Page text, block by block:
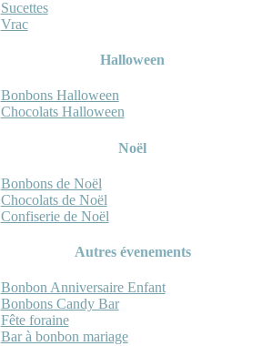
Sucettes
Vrac
Halloween
Bonbons Halloween
Chocolats Halloween
Noël
Bonbons de Noël
Chocolats de Noël
Confiserie de Noël
Autres évenements
Bonbon Anniversaire Enfant
Bonbons Candy Bar
Fête foraine
Bar à bonbon mariage